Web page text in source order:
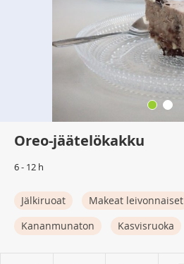
Oreo-jäätelökakku
6 - 12 h
Jälkiruoat Makeat leivonnaiset
Kananmunaton
Kasvisruoka